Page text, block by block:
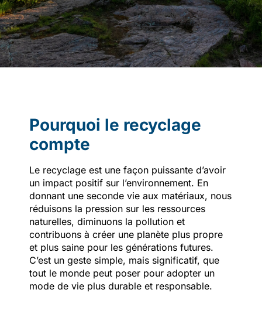
Pourquoi le recyclage
compte
Le recyclage est une façon puissante d’avoir
un impact positif sur l’environnement. En
donnant une seconde vie aux matériaux, nous
réduisons la pression sur les ressources
naturelles, diminuons la pollution et
contribuons à créer une planète plus propre
et plus saine pour les générations futures.
C’est un geste simple, mais significatif, que
tout le monde peut poser pour adopter un
mode de vie plus durable et responsable.